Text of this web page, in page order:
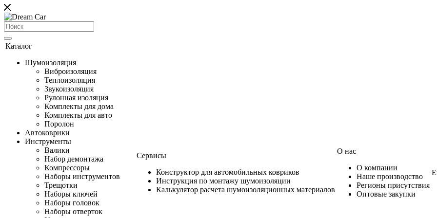
Каталог
Шумоизоляция
Виброизоляция
Теплоизоляция
Звукоизоляция
Рулонная изоляция
Комплекты для дома
Комплекты для авто
Поролон
Автоковрики
Инструменты
Валики
Набор демонтажа
Компрессоры
Наборы инструментов
Трещотки
Наборы ключей
Наборы головок
Наборы отверток
Сервисы
Конструктор для автомобильных ковриков
Инструкция по монтажу шумоизоляции
Калькулятор расчета шумоизоляционных материалов
О нас
О компании
Наше производство
Регионы присутствия
Оптовые закупки